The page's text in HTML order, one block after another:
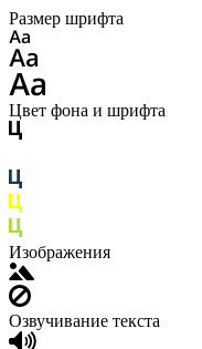
Размер шрифта
Цвет фона и шрифта
Изображения
Озвучивание текста